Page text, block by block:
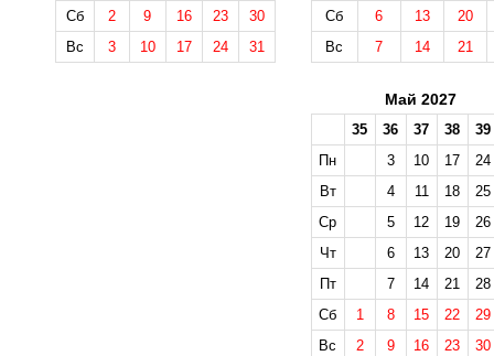
Сб
2 9 16 23
30
Вс
3 10 17 24 31
Сб
6 13
20
Вс
7 14 21
Май 2027
35 36 37 38
39
Пн
3 10 17
24
Вт
4 11 18
25
Ср
5 12 19
26
Чт
6 13 20
27
Пт
7 14 21
28
Сб
1 8 15 22
29
Вс
2 9 16 23 30